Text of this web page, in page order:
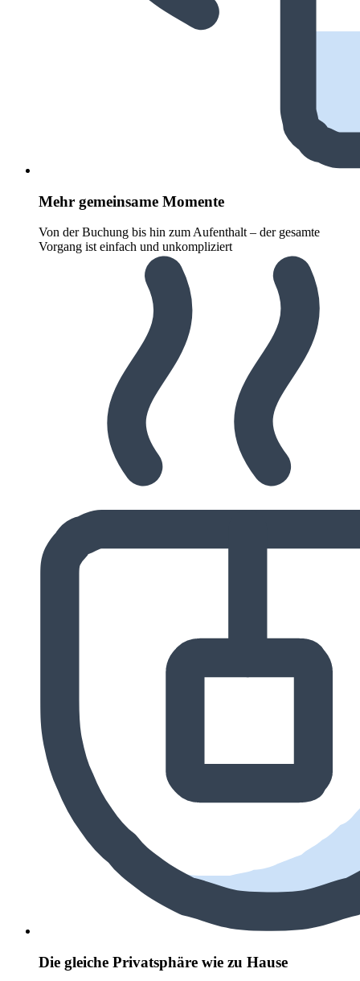
Mehr gemeinsame Momente
Von der Buchung bis hin zum Aufenthalt – der gesamte
Vorgang ist einfach und unkompliziert
Die gleiche Privatsphäre wie zu Hause